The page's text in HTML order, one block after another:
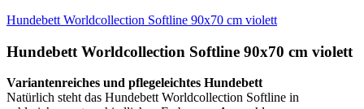
Hundebett Worldcollection Softline 90x70 cm violett
Hundebett Worldcollection Softline 90x70 cm violett
Variantenreiches und pflegeleichtes Hundebett
Natürlich steht das Hundebett Worldcollection Softline in